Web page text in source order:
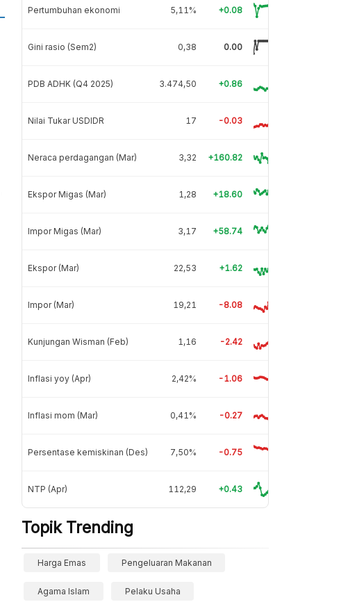
Pertumbuhan ekonomi 5,11% +0.08
Gini rasio (Sem2) 0,38 0.00
PDB ADHK (Q4 2025) 3.474,50 +0.86
Nilai Tukar USDIDR 17 -0.03
Neraca perdagangan (Mar) 3,32 +160.82
Ekspor Migas (Mar) 1,28 +18.60
Impor Migas (Mar) 3,17 +58.74
Ekspor (Mar) 22,53 +1.62
Impor (Mar) 19,21 -8.08
Kunjungan Wisman (Feb) 1,16 -2.42
Inflasi yoy (Apr) 2,42% -1.06
Inflasi mom (Mar) 0,41% -0.27
Persentase kemiskinan (Des) 7,50% -0.75
NTP (Apr) 112,29 +0.43
Topik Trending
Harga Emas Pengeluaran Makanan
Agama Islam Pelaku Usaha